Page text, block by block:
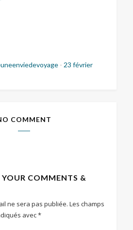
- 23 février
COMMENT
YOUR COMMENTS &
ne sera pas publiée. Les champs
avec*